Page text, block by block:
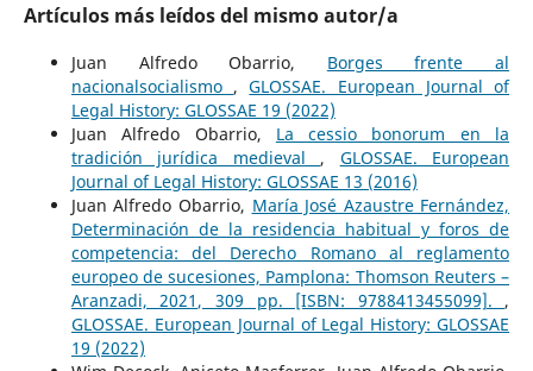
Artículos más leídos del mismo autor/a
Juan Alfredo Obarrio, Borges frente al
nacionalsocialismo ,GLOSSAE. European Journal of
Legal History: GLOSSAE 19 (2022)
Juan Alfredo Obarrio, La cessio bonorum en la
tradición jurídica medieval , GLOSSAE. European
Journal of Legal History: GLOSSAE 13 (2016)
Juan Alfredo Obarrio, María José Azaustre Fernández,
Determinación de la residencia habitual y foros de
competencia: del Derecho Romano al reglamento
europeo de sucesiones, Pamplona: Thomson Reuters –
Aranzadi, 2021, 309 pp. [ISBN: 9788413455099]. ,
GLOSSAE. European Journal of Legal History: GLOSSAE
19 (2022)